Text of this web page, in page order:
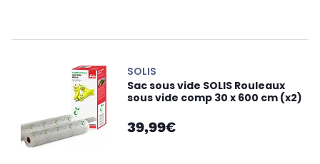
SOLIS
Sac sous vide SOLIS Rouleaux
sous vide comp 30 x 600 cm (x2)
39,99€